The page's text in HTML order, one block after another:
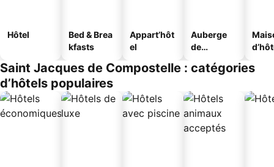
Hôtel
Bed & Brea
kfasts
Appart’hôt
el
Auberge
de
Saint Jacques de Compostelle : catégories
d’hôtels populaires